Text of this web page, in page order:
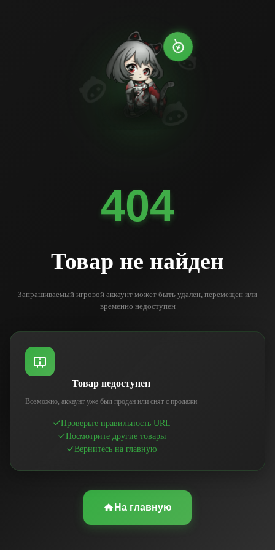
404
Товар не найден
Запрашиваемый игровой аккаунт может быть удален, перемещен или
временно недоступен
Товар недоступен
Возможно, аккаунт уже был продан или снят с продажи
Проверьте правильность URL
Посмотрите другие товары
Вернитесь на главную
На главную